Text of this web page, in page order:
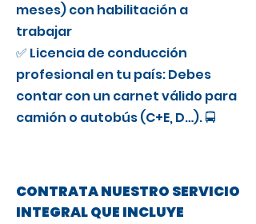
meses) con habilitación a
trabajar
✅ Licencia de conducción
profesional en tu país: Debes
contar con un carnet válido para
camión o autobús (C+E, D…). 🚍
CONTRATA NUESTRO SERVICIO
INTEGRAL QUE INCLUYE